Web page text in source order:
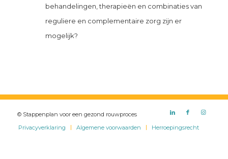
behandelingen, therapieën en combinaties van
reguliere en complementaire zorg zijn er
mogelijk?
© Stappenplan voor een gezond rouwproces
Privacyverklaring
Algemene voorwaarden Herroepingsrecht